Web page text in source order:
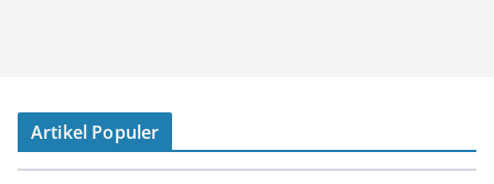
Artikel Populer